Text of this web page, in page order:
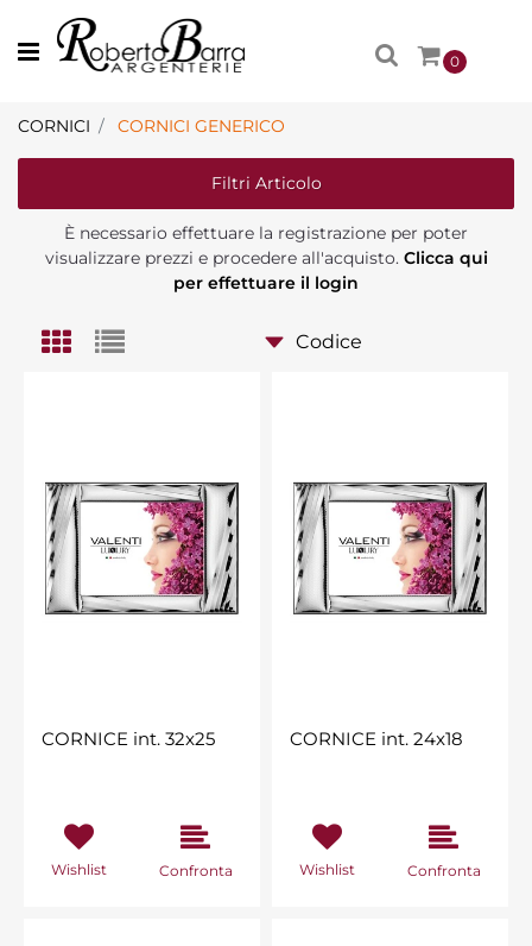
Open menu
0
CORNICI CORNICI GENERICO
Filtri Articolo
È necessario effettuare la registrazione per poter
visualizzare prezzi e procedere all'acquisto. Clicca qui
per effettuare il login
CORNICE int. 32x25
Wishlist Confronta
CORNICE int. 24x18
Wishlist Confronta